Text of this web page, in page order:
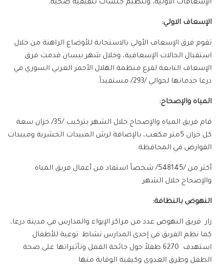
الإسعافات الأولية، وتنظيم جلسات تثقيفية صحية.
الإسعاف الاولي:
تقوم فرق الإسعاف الأولي بالاستجابة للأوضاع الراهنة من خلال
استقبال الحالات الإسعافية، وخلال شهر نيسان قدمت فرق
الإسعاف التابعة لفرع منظمة الهلال الأحمر العربي السوري في
درعا خدماتها لحوالي /293/ مستفيداً.
المياه والإصحاح:
قام فريق المياه والإصحاح خلال الشهر بتركيب /35/ خزان سعة
كل خزان 5متر مكعب، بالإضافة لرش المبيدات الحشرية ومبيدات
القوارض في المحافظة.
أكثر من /548145/ شخصاً استفاد من أعمال فريق المياه
والإصحاح خلال الشهر.
النهوض بالنظافة:
زار فريق النهوض عدد من مراكز الإيواء والمدارس في مدينة درعا،
كما نظم الفريق في إحدى المدارس نشاط توعية للأطفال
استهدف 6270 طفلاً حول جائحة القمل وتأثيراتها على صحة
الطفل وطرق العدوى وكيفية الوقاية منها